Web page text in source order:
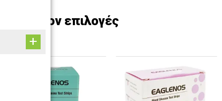
Επιπλέον επιλογές